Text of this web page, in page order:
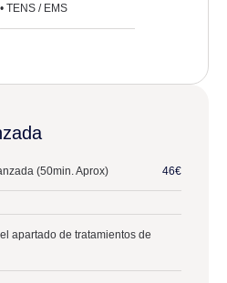
• TENS / EMS
(50min. Aprox) 46€
apartado de tratamientos de